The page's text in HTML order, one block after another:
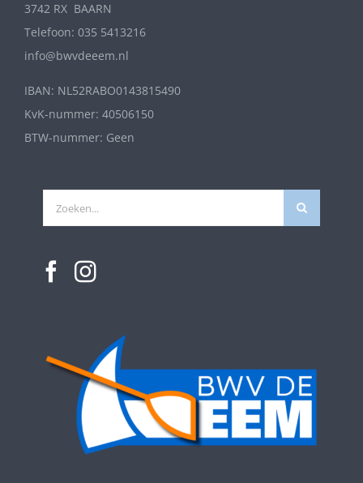
3742 RX BAARN
Telefoon: 035 5413216
info@bwvdeeem.nl
IBAN: NL52RABO0143815490
KvK-nummer: 40506150
BTW-nummer: Geen
Zoeken
naar: